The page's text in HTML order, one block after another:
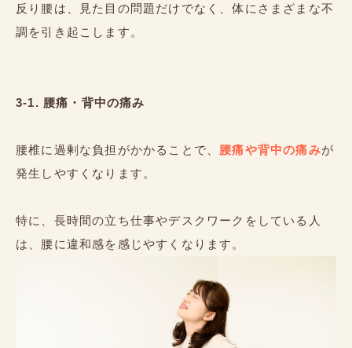
反り腰は、見た目の問題だけでなく、体にさまざまな不
調を引き起こします。
3-1. 腰痛・背中の痛み
腰椎に過剰な負担がかかることで、 腰痛や背中の痛みが
発生しやすくなります。
特に、長時間の立ち仕事やデスクワークをしている人
は、腰に違和感を感じやすくなります。